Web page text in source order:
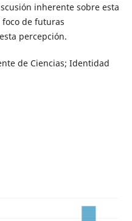
inherente sobre esta
de futuras
percepción.
de Ciencias; Identidad